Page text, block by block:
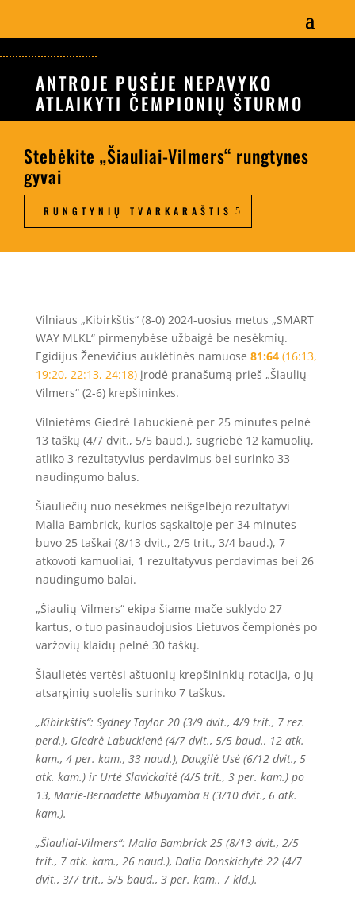
ANTROJE PUSĖJE NEPAVYKO
ATLAIKYTI ČEMPIONIŲ ŠTURMO
Stebėkite „Šiauliai-Vilmers“ rungtynes
gyvai
RUNGTYNIŲ TVARKARAŠTIS
Vilniaus „Kibirkštis“ (8-0) 2024-uosius metus „SMART
WAY MLKL“ pirmenybėse užbaigė be nesėkmių.
Egidijus Ženevičius auklėtinės namuose 81:64(16:13,
19:20, 22:13, 24:18)įrodė pranašumą prieš „Šiaulių-
Vilmers“ (2-6) krepšininkes.
Vilnietėms Giedrė Labuckienė per 25 minutes pelnė
13 taškų (4/7 dvit., 5/5 baud.), sugriebė 12 kamuolių,
atliko 3 rezultatyvius perdavimus bei surinko 33
naudingumo balus.
Šiauliečių nuo nesėkmės neišgelbėjo rezultatyvi
Malia Bambrick, kurios sąskaitoje per 34 minutes
buvo 25 taškai (8/13 dvit., 2/5 trit., 3/4 baud.), 7
atkovoti kamuoliai, 1 rezultatyvus perdavimas bei 26
naudingumo balai.
„Šiaulių-Vilmers“ ekipa šiame mače suklydo 27
kartus, o tuo pasinaudojusios Lietuvos čempionės po
varžovių klaidų pelnė 30 taškų.
Šiaulietės vertėsi aštuonių krepšininkių rotacija, o jų
atsarginių suolelis surinko 7 taškus.
„Kibirkštis“: Sydney Taylor 20 (3/9 dvit., 4/9 trit., 7 rez.
perd.), Giedrė Labuckienė (4/7 dvit., 5/5 baud., 12 atk.
kam., 4 per. kam., 33 naud.), Daugilė Ūsė (6/12 dvit., 5
atk. kam.) ir Urtė Slavickaitė (4/5 trit., 3 per. kam.) po
13, Marie-Bernadette Mbuyamba 8 (3/10 dvit., 6 atk.
kam.).
„Šiauliai-Vilmers“: Malia Bambrick 25 (8/13 dvit., 2/5
trit., 7 atk. kam., 26 naud.), Dalia Donskichytė 22 (4/7
dvit., 3/7 trit., 5/5 baud., 3 per. kam., 7 kld.).